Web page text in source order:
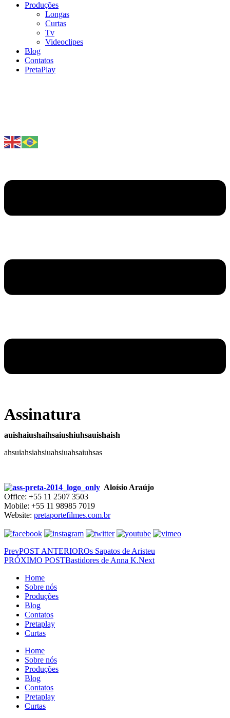
Produções
Longas
Curtas
Tv
Videoclipes
Blog
Contatos
PretaPlay
Assinatura
auishaiushaihsaiushiuhsauishaish
ahsuiahsiahsiuahsiuahsaiuhsas
Aloísio Araújo
Office: +55 11 2507 3503
Mobile: +55 11 98985 7019
Website: pretaportefilmes.com.br
PrevPOST ANTERIOROs Sapatos de Aristeu
PRÓXIMO POSTBastidores de Anna K.Next
Home
Sobre nós
Produções
Blog
Contatos
Pretaplay
Curtas
Home
Sobre nós
Produções
Blog
Contatos
Pretaplay
Curtas